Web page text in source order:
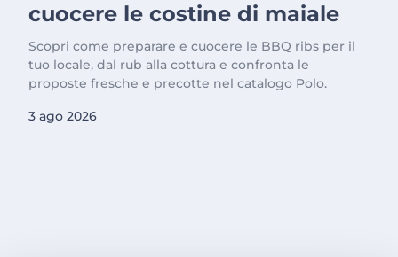
cuocere le costine di maiale
Scopri come preparare e cuocere le BBQ ribs per il
tuo locale, dal rub alla cottura e confronta le
proposte fresche e precotte nel catalogo Polo.
3 ago 2026